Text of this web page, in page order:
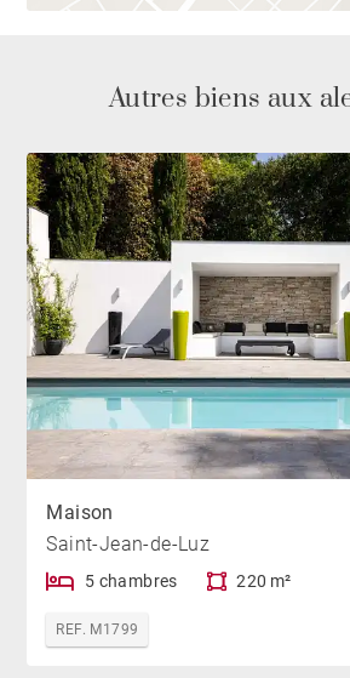
Autres biens aux
Maison
Saint-Jean-de-Luz
5 chambres 220 m²
REF. M1799